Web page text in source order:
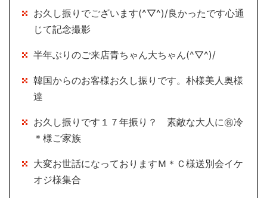
お久し振りでございます(^▽^)/良かったです心通
じて記念撮影
半年ぶりのご来店青ちゃん大ちゃん(^▽^)/
韓国からのお客様お久し振りです。朴様美人奥様
達
お久し振りです１７年振り？ 素敵な大人に㊗冷
＊様ご家族
大変お世話になっておりますＭ＊Ｃ様送別会イケ
オジ様集合